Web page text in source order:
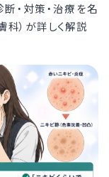
・対策・治療を名
科）が詳しく解説